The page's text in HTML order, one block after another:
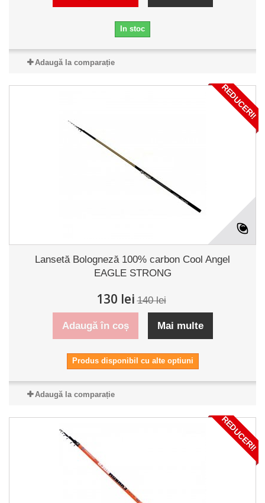
In stoc
Adaugă la comparație
REDUCERI!
Lansetă Bologneză 100% carbon Cool Angel
EAGLE STRONG
130 lei 140 lei
Adaugă în coș Mai multe
Produs disponibil cu alte optiuni
Adaugă la comparație
REDUCERI!